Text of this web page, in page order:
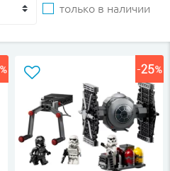
только в наличии